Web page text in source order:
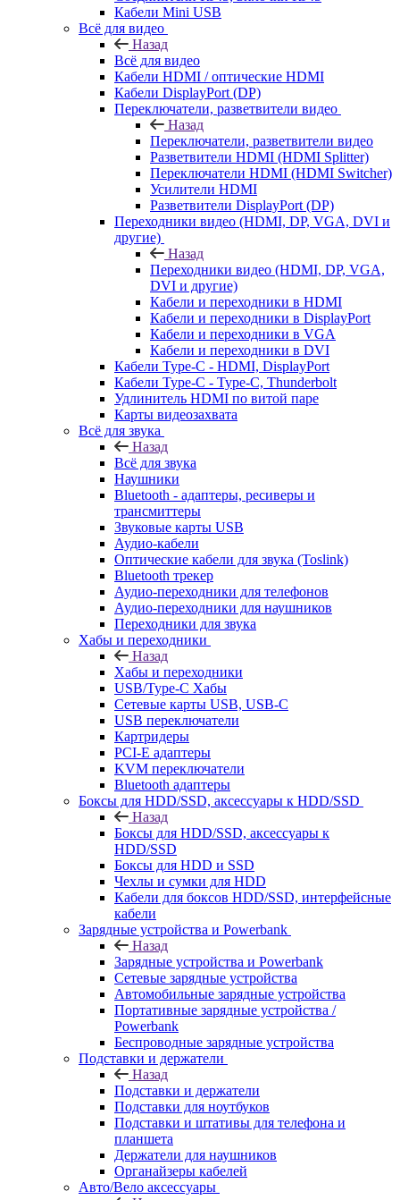
Кабели Mini USB
Всё для видео
Назад
Всё для видео
Кабели HDMI / оптические HDMI
Кабели DisplayPort (DP)
Переключатели, разветвители видео
Назад
Переключатели, разветвители видео
Разветвители HDMI (HDMI Splitter)
Переключатели HDMI (HDMI Switcher)
Усилители HDMI
Разветвители DisplayPort (DP)
Переходники видео (HDMI, DP, VGA, DVI и
другие)
Назад
Переходники видео (HDMI, DP, VGA,
DVI и другие)
Кабели и переходники в HDMI
Кабели и переходники в DisplayPort
Кабели и переходники в VGA
Кабели и переходники в DVI
Кабели Type-C - HDMI, DisplayPort
Кабели Type-C - Type-C, Thunderbolt
Удлинитель HDMI по витой паре
Карты видеозахвата
Всё для звука
Назад
Всё для звука
Наушники
Bluetooth - адаптеры, ресиверы и
трансмиттеры
Звуковые карты USB
Аудио-кабели
Оптические кабели для звука (Toslink)
Bluetooth трекер
Аудио-переходники для телефонов
Аудио-переходники для наушников
Переходники для звука
Хабы и переходники
Назад
Хабы и переходники
USB/Type-C Хабы
Сетевые карты USB, USB-C
USB переключатели
Картридеры
PCI-E адаптеры
KVM переключатели
Bluetooth адаптеры
Боксы для HDD/SSD, аксессуары к HDD/SSD
Назад
Боксы для HDD/SSD, аксессуары к
HDD/SSD
Боксы для HDD и SSD
Чехлы и сумки для HDD
Кабели для боксов HDD/SSD, интерфейсные
кабели
Зарядные устройства и Powerbank
Назад
Зарядные устройства и Powerbank
Сетевые зарядные устройства
Автомобильные зарядные устройства
Портативные зарядные устройства /
Powerbank
Беспроводные зарядные устройства
Подставки и держатели
Назад
Подставки и держатели
Подставки для ноутбуков
Подставки и штативы для телефона и
планшета
Держатели для наушников
Органайзеры кабелей
Авто/Вело аксессуары